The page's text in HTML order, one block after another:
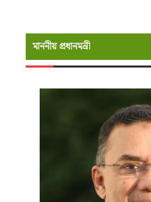
মাননীয় প্রধানমন্রী